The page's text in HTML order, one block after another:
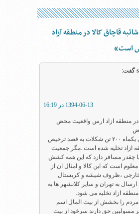
قاچاق کالا در منطقه آزاد
است“
گفت:
1394-06-13 در 16:19
در منطقه ازاد ارس واقعیت محض
برای مثال در طی یکماه ۲۰۰ تن شکلات به قصد ترخیص
ازاد تخلیه شده است .مگر جمعیت
چقدر مسافر دارد که این همه کشش
است که این کالا و امثال ان از
،ظروف شیشه و کریستال
به تهران و سایر کلانشهر ها به
ازاد تخلیه می شود.
را بخشش از بیت المال اسم
مسولیین حق دارند سرخود از بیت